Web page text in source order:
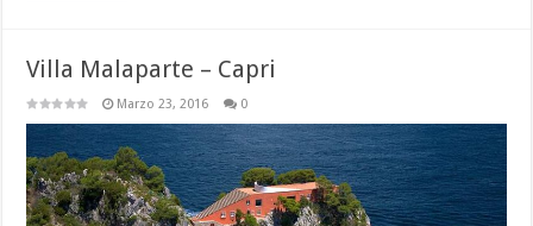
Villa Malaparte – Capri
Marzo 23, 2016 0